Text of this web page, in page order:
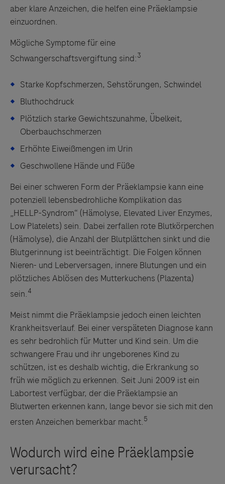
aber klare Anzeichen, die helfen eine Präeklampsie
einzuordnen.
Mögliche Symptome für eine
Schwangerschaftsvergiftung sind:3
Starke Kopfschmerzen, Sehstörungen, Schwindel
Bluthochdruck
Plötzlich starke Gewichtszunahme, Übelkeit,
Oberbauchschmerzen
Erhöhte Eiweißmengen im Urin
Geschwollene Hände und Füße
Bei einer schweren Form der Präeklampsie kann eine
potenziell lebensbedrohliche Komplikation das
„HELLP-Syndrom“ (Hämolyse, Elevated Liver Enzymes,
Low Platelets) sein. Dabei zerfallen rote Blutkörperchen
(Hämolyse), die Anzahl der Blutplättchen sinkt und die
Blutgerinnung ist beeinträchtigt. Die Folgen können
Nieren- und Leberversagen, innere Blutungen und ein
plötzliches Ablösen des Mutterkuchens (Plazenta)
sein.4
Meist nimmt die Präeklampsie jedoch einen leichten
Krankheitsverlauf. Bei einer verspäteten Diagnose kann
es sehr bedrohlich für Mutter und Kind sein. Um die
schwangere Frau und ihr ungeborenes Kind zu
schützen, ist es deshalb wichtig, die Erkrankung so
früh wie möglich zu erkennen. Seit Juni 2009 ist ein
Labortest verfügbar, der die Präeklampsie an
Blutwerten erkennen kann, lange bevor sie sich mit den
ersten Anzeichen bemerkbar macht.5